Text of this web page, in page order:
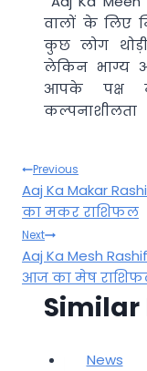
वालों के लिए
कुछ लोग
लेकिन भाग्य
आपके पक्ष
कल्पनाशीलता
Post
Previous
Aaj Ka Makar
का मकर राशिफल
Next
Aaj Ka Mesh
आज का मेष
Similar
News